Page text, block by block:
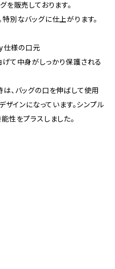
を販売しております。
別なバッグに仕上がります。
仕様の口元
て中身がしっかり保護される
、バッグの口を伸ばして使用
インになっています。シンプル
性をプラスしました。